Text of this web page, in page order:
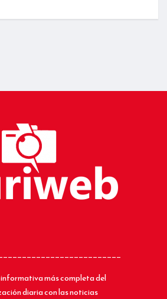
más completa del
diaria con las noticias